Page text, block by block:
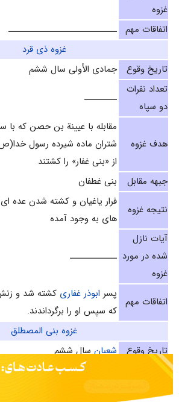
غزوه
اتفاقات مهم ــــــــــــــــــــــــــــــ
غزوه ذى قرد
تاریخ وقوع
جمادى الأولى سال ششم‌
تعداد نفرات
دو سپاه
ـــــــــ
هدف غزوه
مقابله با عيينة بن حصن‌ که با
شتران ماده شيرده رسول
از «بنى غفار» را كشتند
جبهه مقابل
بنی غطفان
نتیجه غزوه
فرار یاغیان و کشته شدن عده
های به وجود آمده
آیات نازل
شده در مورد
غزوه
ـــــــــــــ
اتفاقات مهم
پسر ابوذر غفاری کشته شد و زنش
که سپس او را برگرداندند.
غزوه بنى المصطلق
تاریخ وقوع
شعبانسال ششم‌
تعداد نفرات
دو سپاه
ـــــــــــــــ